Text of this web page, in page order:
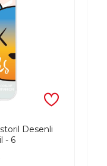
Desenli
- 6